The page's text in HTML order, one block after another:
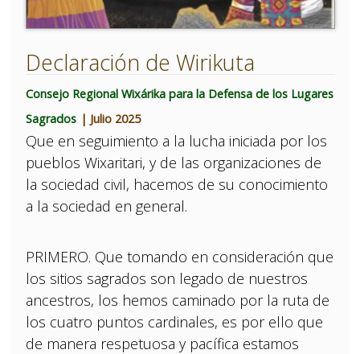
Declaración de Wirikuta
Consejo Regional Wixárika para la Defensa de los Lugares
Sagrados | Julio 2025
Que en seguimiento a la lucha iniciada por los
pueblos Wixaritari, y de las organizaciones de
la sociedad civil, hacemos de su conocimiento
a la sociedad en general.
PRIMERO. Que tomando en consideración que
los sitios sagrados son legado de nuestros
ancestros, los hemos caminado por la ruta de
los cuatro puntos cardinales, es por ello que
de manera respetuosa y pacífica estamos